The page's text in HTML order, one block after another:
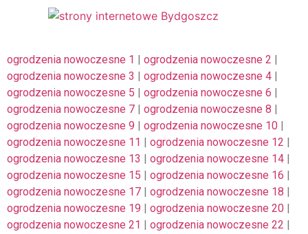
ogrodzenia nowoczesne 1 | ogrodzenia nowoczesne 2 |
ogrodzenia nowoczesne 3 | ogrodzenia nowoczesne 4 |
ogrodzenia nowoczesne 5 | ogrodzenia nowoczesne 6 |
ogrodzenia nowoczesne 7 | ogrodzenia nowoczesne 8 |
ogrodzenia nowoczesne 9 | ogrodzenia nowoczesne 10 |
ogrodzenia nowoczesne 11 | ogrodzenia nowoczesne 12 |
ogrodzenia nowoczesne 13 | ogrodzenia nowoczesne 14 |
ogrodzenia nowoczesne 15 | ogrodzenia nowoczesne 16 |
ogrodzenia nowoczesne 17 | ogrodzenia nowoczesne 18 |
ogrodzenia nowoczesne 19 | ogrodzenia nowoczesne 20 |
ogrodzenia nowoczesne 21 | ogrodzenia nowoczesne 22 |